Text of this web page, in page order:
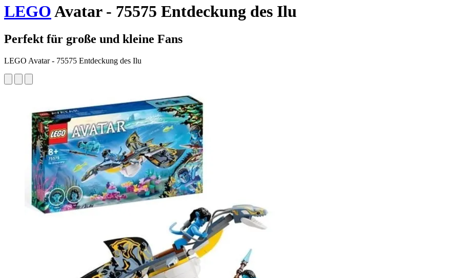
LEGOAvatar - 75575 Entdeckung des Ilu
Perfekt für große und kleine Fans
LEGO Avatar - 75575 Entdeckung des Ilu